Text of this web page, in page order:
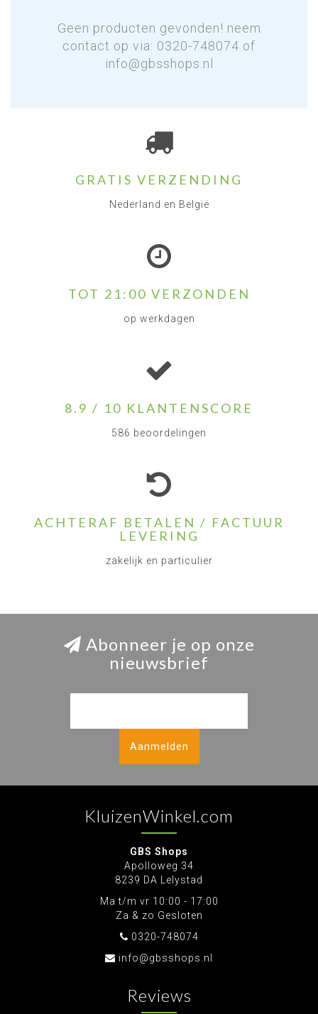
Geen producten gevonden! neem
contact op via: 0320-748074 of
info@gbsshops.nl
GRATIS VERZENDING
Nederland en België
TOT 21:00 VERZONDEN
op werkdagen
8.9 / 10 KLANTENSCORE
586 beoordelingen
ACHTERAF BETALEN / FACTUUR
LEVERING
zakelijk en particulier
Abonneer je op onze
nieuwsbrief
Aanmelden
KluizenWinkel.com
GBS Shops
Apolloweg 34
8239 DA Lelystad
Ma t/m vr 10:00 - 17:00
Za & zo Gesloten
0320-748074
info@gbsshops.nl
Reviews